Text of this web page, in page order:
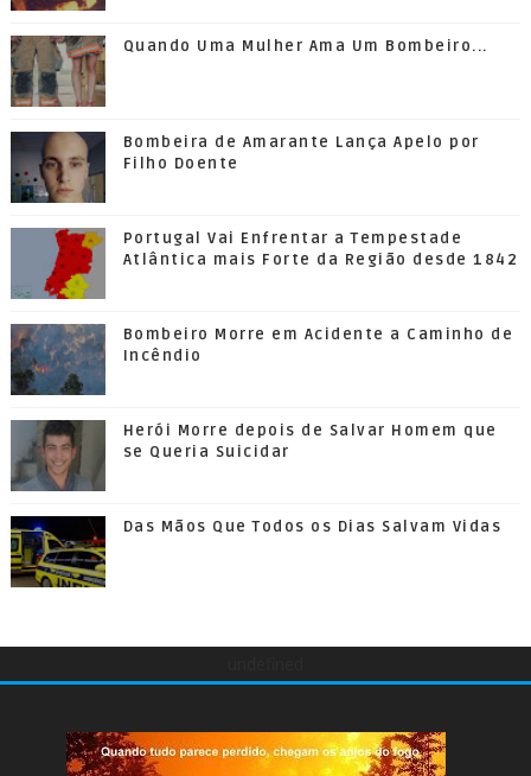
Quando Uma Mulher Ama Um Bombeiro...
Bombeira de Amarante Lança Apelo por
Filho Doente
Portugal Vai Enfrentar a Tempestade
Atlântica mais Forte da Região desde 1842
Bombeiro Morre em Acidente a Caminho de
Incêndio
Herói Morre depois de Salvar Homem que
se Queria Suicidar
Das Mãos Que Todos os Dias Salvam Vidas